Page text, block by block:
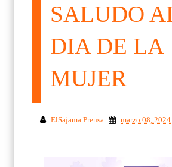
SALUDO
DIA DE LA
MUJER
ElSajama Prensa marzo 08, 2024